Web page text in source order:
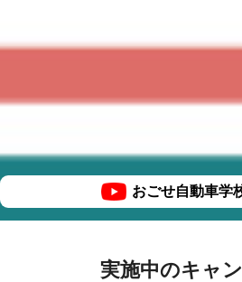
おごせ自動車学
実施中のキャ